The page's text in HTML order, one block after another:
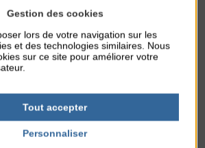
Gestion des cookies
lors de votre navigation sur les
et des technologies similaires. Nous
sur ce site pour améliorer votre
Tout accepter
Personnaliser